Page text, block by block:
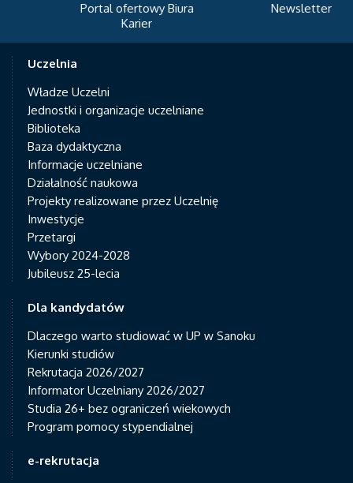
Portal ofertowy Biura
Newsletter
Uczelnia
Władze Uczelni
Jednostki i organizacje uczelniane
Biblioteka
Baza dydaktyczna
Informacje uczelniane
Działalność naukowa
Projekty realizowane przez Uczelnię
Inwestycje
Przetargi
Wybory 2024-2028
Jubileusz 25-lecia
Dla kandydatów
Dlaczego warto studiować w UP w Sanoku
Kierunki studiów
Rekrutacja 2026/2027
Informator Uczelniany 2026/2027
Studia 26+ bez ograniczeń wiekowych
Program pomocy stypendialnej
e-rekrutacja